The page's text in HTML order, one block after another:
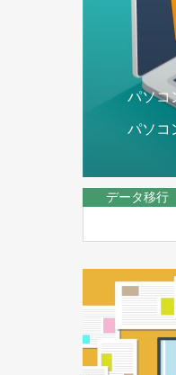
パソコ
パソコ
データ移行